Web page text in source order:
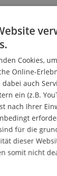
,
, und
Cookies,
Online-
dabei auch
ein (z.B.
nach Ihrer
für die
dieser
somit nicht